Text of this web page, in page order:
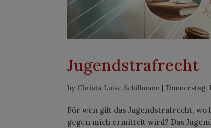
Jugendstrafrecht
by Christa Luise Schillmann | Donnerstag,
Für wen gilt das Jugendstrafrecht,
gegen mich ermittelt wird? Das